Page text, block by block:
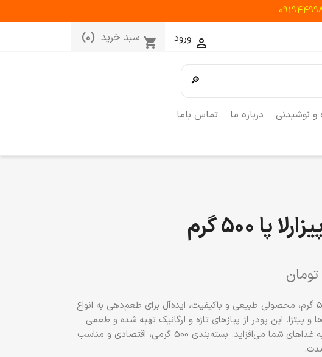
 ورود shopping_cart سبد خرید (0)
🔎
و نوشیدنی درباره ما تماس باما
پا 500 گرم
تومان
پودر پیاز پیزارلا پا 500 گرم، محصولی طبیعی و باکیفیت، ایده‌آل برای طعم‌دهی به انواع
پیتزا. این پودر از پیازهای تازه و ارگانیک تهیه شده و طعمی
غنی و عطری دلپذیر به غذاهای شما می‌افزاید. بسته‌بندی 500 گرمی، اقتصادی و مناسب